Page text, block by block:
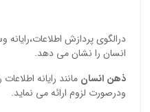
درالگوی پردازش
انسان را نشان می دهد.
ذهن انسان مانند رایانه
ودرصورت لزوم ارائه می نماید.